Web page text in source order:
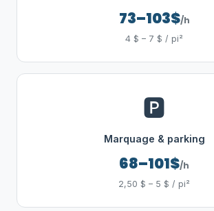
73–103$/h
4 $ – 7 $ / pi²
🅿️
Marquage & parking
68–101$/h
2,50 $ – 5 $ / pi²